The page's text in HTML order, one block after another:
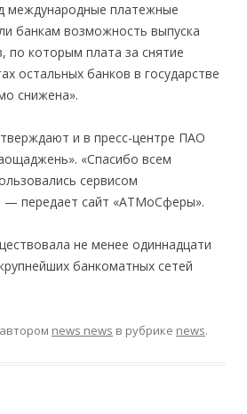
международные платежные
банкам возможность выпуска
по которым плата за снятие
остальных банков в государстве
снижена».
и в пресс-центре ПАО
«Спасибо всем
сервисом
— передает сайт «АТМоСферы».
не менее одиннадцати
банкоматных сетей
автором news news в рубрике news.